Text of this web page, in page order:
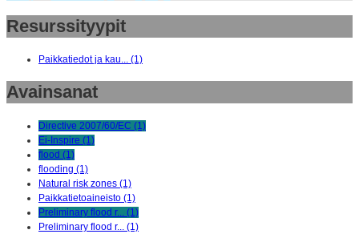
Resurssityypit
Paikkatiedot ja kau... (1)
Avainsanat
Directive 2007/60/EC (1)
Ei-Inspire (1)
flood (1)
flooding (1)
Natural risk zones (1)
Paikkatietoaineisto (1)
Preliminary flood r... (1)
Preliminary flood r... (1)